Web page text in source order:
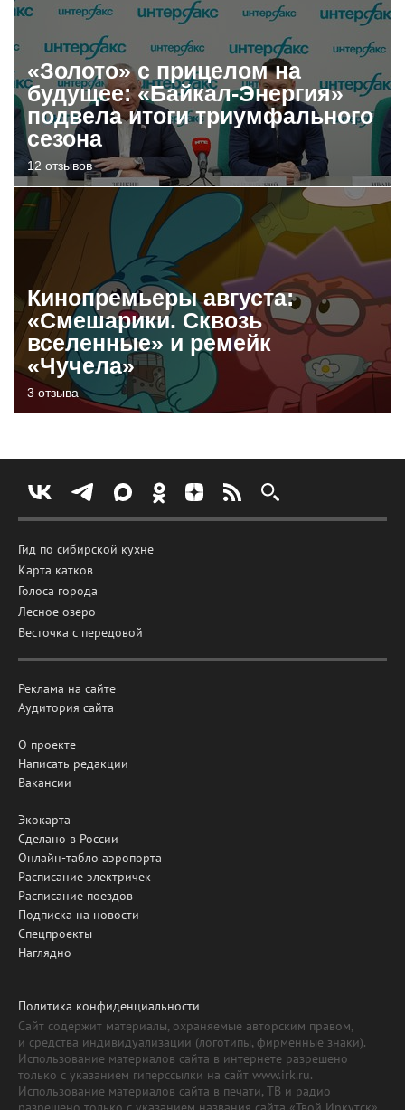
«Золото» с прицелом на
будущее: «Байкал-Энергия»
подвела итоги триумфального
сезона
12 отзывов
Кинопремьеры августа:
«Смешарики. Сквозь
вселенные» и ремейк
«Чучела»
3 отзыва
Гид по сибирской кухне
Карта катков
Голоса города
Лесное озеро
Весточка с передовой
Реклама на сайте
Аудитория сайта
О проекте
Написать редакции
Вакансии
Экокарта
Сделано в России
Онлайн-табло аэропорта
Расписание электричек
Расписание поездов
Подписка на новости
Спецпроекты
Наглядно
Политика конфиденциальности
Сайт содержит материалы, охраняемые авторским правом,
и средства индивидуализации (логотипы, фирменные знаки).
Использование материалов сайта в интернете разрешено
только с указанием гиперссылки на сайт www.irk.ru.
Использование материалов сайта в печати, ТВ и радио